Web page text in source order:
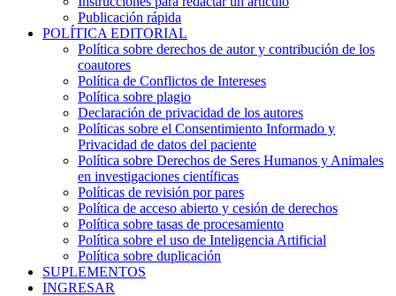
Publicación rápida
POLÍTICA EDITORIAL
Política sobre derechos de autor y contribución de los
coautores
Política de Conflictos de Intereses
Política sobre plagio
Declaración de privacidad de los autores
Políticas sobre el Consentimiento Informado y
Privacidad de datos del paciente
Política sobre Derechos de Seres Humanos y Animales
en investigaciones científicas
Políticas de revisión por pares
Política de acceso abierto y cesión de derechos
Política sobre tasas de procesamiento
Política sobre el uso de Inteligencia Artificial
Política sobre duplicación
SUPLEMENTOS
INGRESAR